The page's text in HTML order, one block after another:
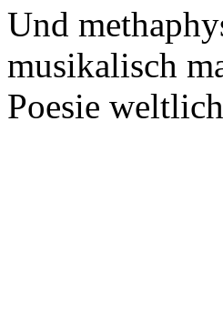
Und
musikalisch
Poesie